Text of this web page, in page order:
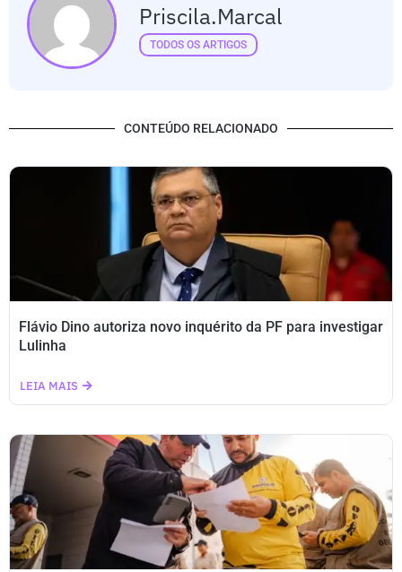
Priscila.marcal
TODOS OS ARTIGOS
CONTEÚDO RELACIONADO
Flávio Dino autoriza novo inquérito da PF para investigar
Lulinha
LEIA MAIS